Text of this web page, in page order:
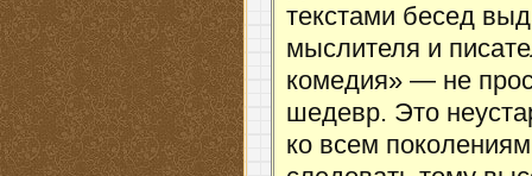
текстами бесед
мыслителя и
комедия» — не
шедевр. Это
ко всем